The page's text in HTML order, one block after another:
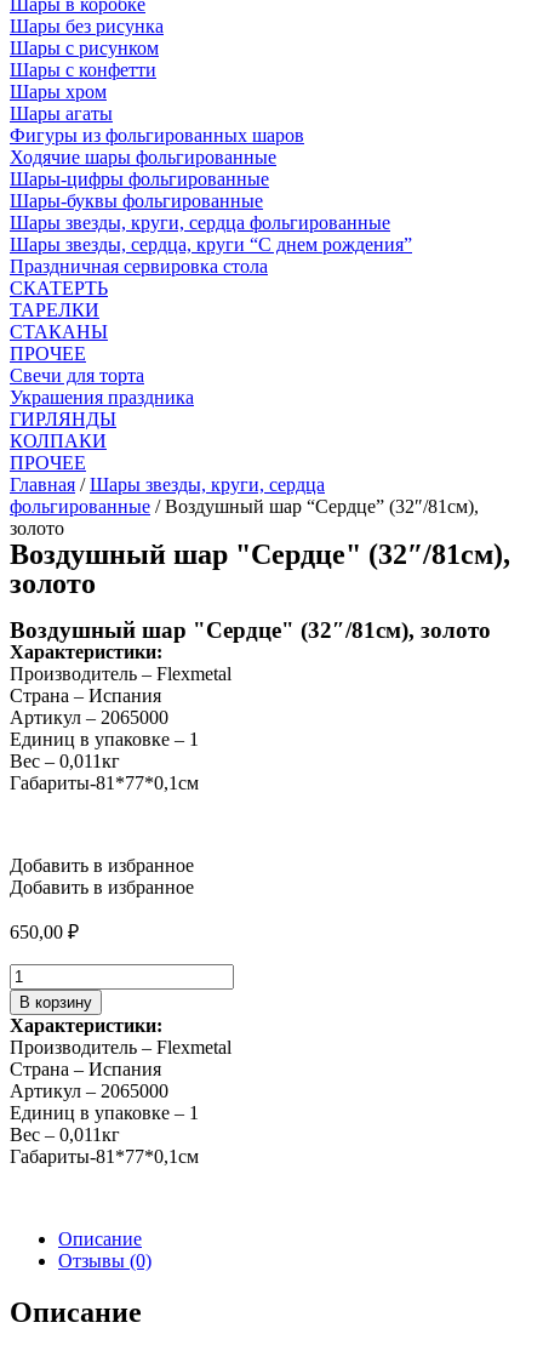
Шары без рисунка
Шары с рисунком
Шары с конфетти
Шары хром
Шары агаты
Фигуры из фольгированных шаров
Ходячие шары фольгированные
Шары-цифры фольгированные
Шары-буквы фольгированные
Шары звезды, круги, сердца фольгированные
Шары звезды, сердца, круги “С днем рождения”
Праздничная сервировка стола
СКАТЕРТЬ
ТАРЕЛКИ
СТАКАНЫ
ПРОЧЕЕ
Свечи для торта
Украшения праздника
ГИРЛЯНДЫ
КОЛПАКИ
ПРОЧЕЕ
Главная /Шары звезды, круги, сердца
фольгированные / Воздушный шар “Сердце” (32″/81см),
золото
Воздушный шар "Сердце" (32″/81см),
золото
Воздушный шар "Сердце" (32″/81см), золото
Характеристики:
Производитель – Flexmetal
Страна – Испания
Артикул – 2065000
Единиц в упаковке – 1
Вес – 0,011кг
Габариты-81*77*0,1см
Добавить в избранное
Добавить в избранное
650,00 ₽
Количество
товара
Воздушный
шар
"Сердце"
(32″/81см),
золото
В корзину
Характеристики:
Производитель – Flexmetal
Страна – Испания
Артикул – 2065000
Единиц в упаковке – 1
Вес – 0,011кг
Габариты-81*77*0,1см
Описание
Отзывы (0)
Описание